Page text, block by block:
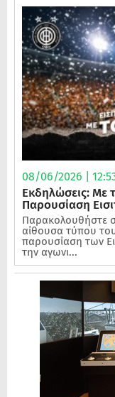
08/06/2026 |
Εκδηλώσεις: Με
Παρουσίαση
Παρακολουθήστε
αίθουσα τύπου
παρουσίαση των
την αγωνι...